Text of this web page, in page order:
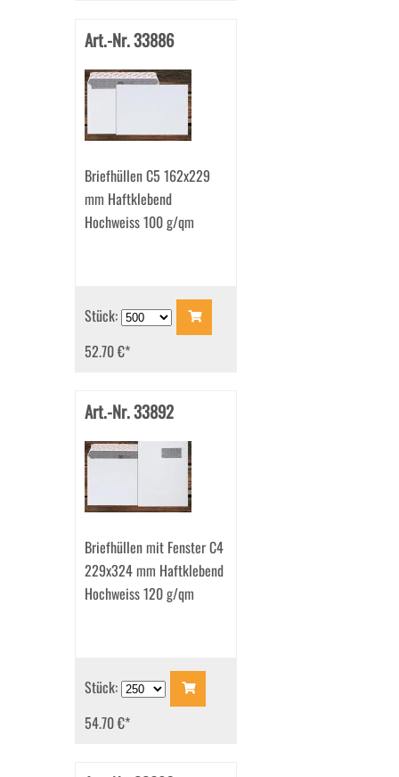
Art.-Nr. 33886
Briefhüllen C5 162x229
mm Haftklebend
Hochweiss 100 g/qm
Stück:
52.70 €*
Art.-Nr. 33892
Briefhüllen mit Fenster C4
229x324 mm Haftklebend
Hochweiss 120 g/qm
Stück:
54.70 €*